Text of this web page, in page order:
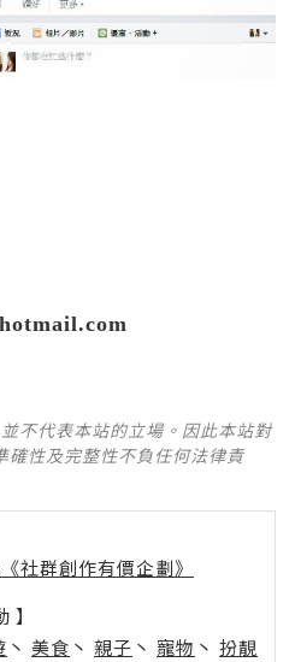
不代表本站的立場。因此本站對
確性及完整性不負任何法律責
社群創作有價企劃》
】
丶 美食 丶 親子 丶 寵物 丶 扮靚